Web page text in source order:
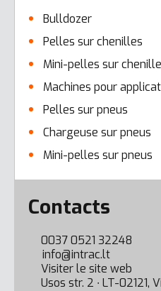
Bulldozer
Pelles sur chenilles
Mini-pelles sur
Machines pour
Pelles sur pneus
Chargeuse sur pneus
Mini-pelles sur pneus
Error here
Contacts
0037 0521 32248
info@intrac.lt
Visiter le site web
Usos str. 2 ∙ LT-02121,